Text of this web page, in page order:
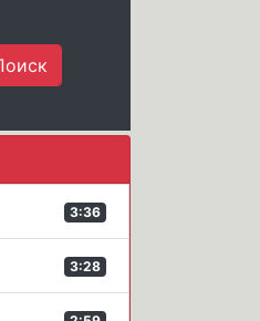
3:36
3:28